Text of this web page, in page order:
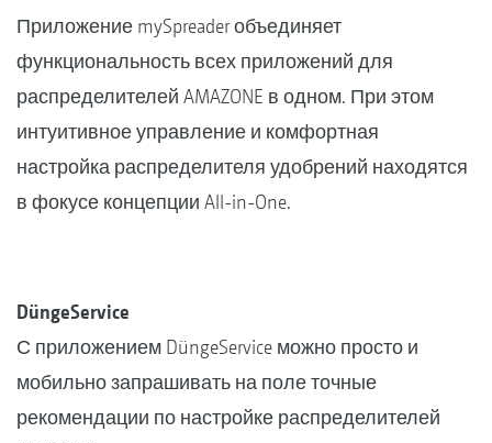
Приложение mySpreader объединяет
функциональность всех приложений для
распределителей AMAZONE в одном. При этом
интуитивное управление и комфортная
настройка распределителя удобрений находятся
в фокусе концепции All-in-One.
DüngeService
С приложением DüngeService можно просто и
мобильно запрашивать на поле точные
рекомендации по настройке распределителей